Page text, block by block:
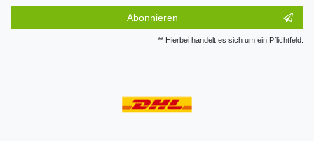
Abonnieren
** Hierbei handelt es sich um ein Pflichtfeld.